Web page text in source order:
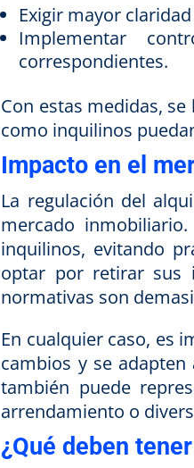
Exigir mayor
Implementar
correspondientes.
Con estas medidas,
como inquilinos
Impacto en el
La regulación del
mercado
inquilinos, evitando
optar por retirar sus
normativas son
En cualquier caso, es
cambios y se adapten
también puede
arrendamiento o
¿Qué deben